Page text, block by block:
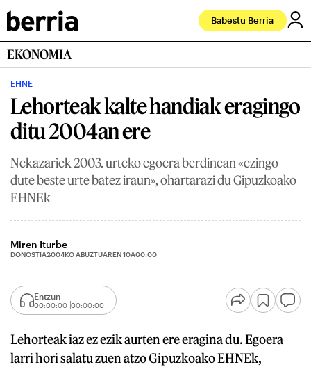
Babestu Berria
EKONOMIA
EHNE
Lehorteak kalte handiak eragingo
ditu 2004an ere
Nekazariek 2003. urteko egoera berdinean «ezingo
dute beste urte batez iraun», ohartarazi du Gipuzkoako
EHNEk
Miren Iturbe
DONOSTIA2004KO ABUZTUAREN 10A00:00
Entzun
00:00:00 00:00:00
Lehorteak iaz ez ezik aurten ere eragina du. Egoera
larri hori salatu zuen atzo Gipuzkoako EHNEk,